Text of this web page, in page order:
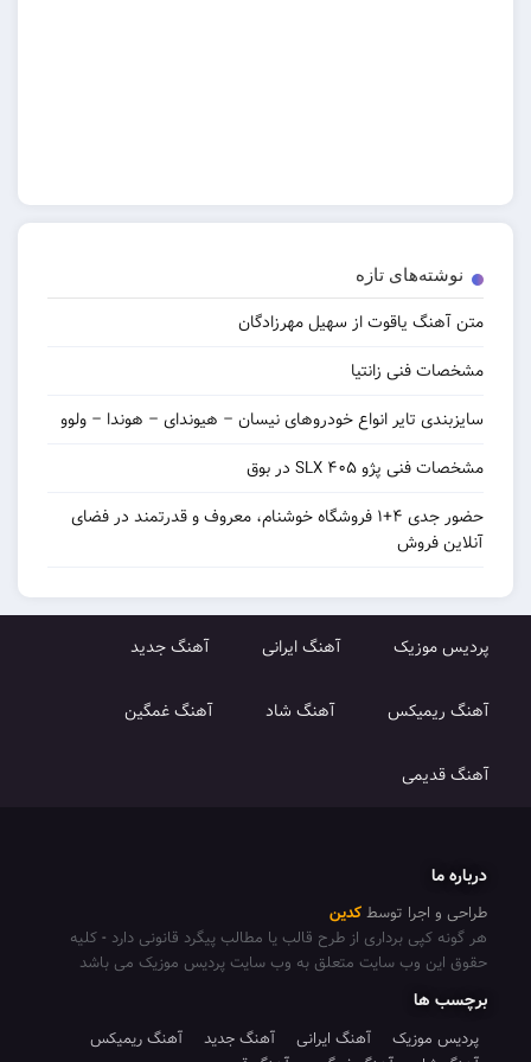
نوشته‌های تازه
متن آهنگ یاقوت از سهیل مهرزادگان
مشخصات فنی زانتیا
سایزبندی تایر انواع خودروهای نیسان – هیوندای – هوندا – ولوو
مشخصات فنی پژو ۴۰۵ SLX در بوق
حضور جدی ۴+۱ فروشگاه خوشنام، معروف و قدرتمند در فضای
آنلاین فروش
پردیس موزیک آهنگ ایرانی آهنگ جدید
آهنگ ریمیکس آهنگ شاد آهنگ غمگین
آهنگ قدیمی
درباره ما
طراحی و اجرا توسطکدین
هر گونه کپی برداری از طرح قالب یا مطالب پیگرد قانونی دارد -کلیه
حقوق این وب سایت متعلق به وب سایت پردیس موزیک می باشد
برچسب ها
پردیس موزیک آهنگ ایرانی آهنگ جدید
آهنگ ریمیکس